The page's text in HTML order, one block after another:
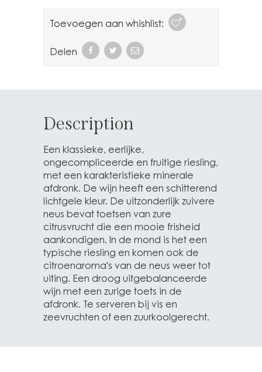
Toevoegen aan whishlist:
Delen
Description
Een klassieke, eerlijke,
ongecompliceerde en fruitige riesling,
met een karakteristieke minerale
afdronk. De wijn heeft een schitterend
lichtgele kleur. De uitzonderlijk zuivere
neus bevat toetsen van zure
citrusvrucht die een mooie frisheid
aankondigen. In de mond is het een
typische riesling en komen ook de
citroenaroma's van de neus weer tot
uiting. Een droog uitgebalanceerde
wijn met een zurige toets in de
afdronk. Te serveren bij vis en
zeevruchten of een zuurkoolgerecht.